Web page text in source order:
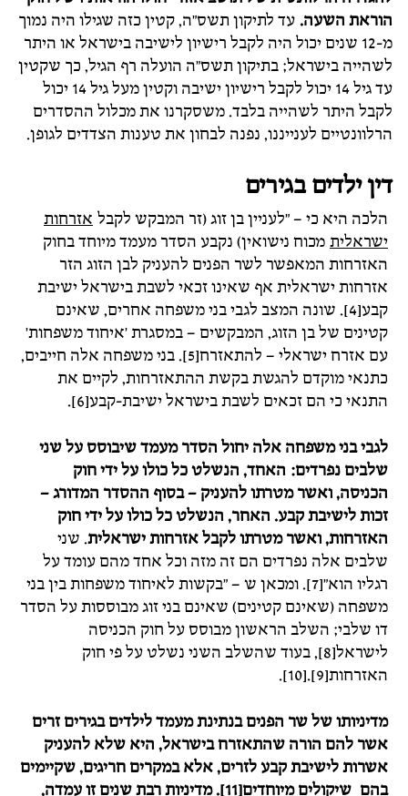
הוראת השעה. עד לתיקון תשס"ה, קטין כזה שגילו היה נמוך
מ-12 שנים יכול היה לקבל רישיון לישיבה בישראל או היתר
לשהייה בישראל; בתיקון תשס"ה הועלה רף הגיל, כך שקטין
עד גיל 14 יכול לקבל רישיון ישיבה וקטין מעל גיל 14 יכול
לקבל היתר לשהייה בלבד. משסקרנו את מכלול ההסדרים
הרלוונטיים לענייננו, נפנה לבחון את טענות הצדדים לגופן.
דין ילדים בגירים
הלכה היא כי – "לעניין בן זוג (זר המבקש לקבל אזרחות
ישראלית מכוח נישואין) נקבע הסדר מעמד מיוחד בחוק
האזרחות המאפשר לשר הפנים להעניק לבן הזוג הזר
אזרחות ישראלית אף שאינו זכאי לשבת בישראל ישיבת
קבע[4]. שונה המצב לגבי בני משפחה אחרים, שאינם
קטינים של בן הזוג, המבקשים – במסגרת 'איחוד משפחות'
עם אזרח ישראלי – להתאזרח[5]. בני משפחה אלה חייבים,
כתנאי מוקדם להגשת בקשת ההתאזרחות, לקיים את
התנאי כי הם זכאים לשבת בישראל ישיבת-קבע[6].
לגבי בני משפחה אלה יחול הסדר מעמד שיבוסס על שני
שלבים נפרדים: האחד, הנשלט כל כולו על ידי חוק
הכניסה, ואשר מטרתו להעניק – בסוף ההסדר המדורג –
זכות לישיבת קבע. האחר, הנשלט כל כולו על ידי חוק
האזרחות, ואשר מטרתו לקבל אזרחות ישראלית. שני
שלבים אלה נפרדים הם זה מזה וכל אחד מהם עומד על
רגליו הוא"[7]. ומכאן ש – "בקשות לאיחוד משפחות בין בני
משפחה (שאינם קטינים) שאינם בני זוג מבוססות על הסדר
דו שלבי; השלב הראשון מבוסס על חוק הכניסה
לישראל[8], בעוד שהשלב השני נשלט על פי חוק
האזרחות[9].[10].
מדיניותו של שר הפנים בנתינת מעמד לילדים בגירים זרים
אשר להם הורה שהתאזרח בישראל, היא שלא להעניק
אשרות לישיבת קבע לזרים, אלא במקרים חריגים, שקיימים
בהם שיקולים מיוחדים[11]. מדיניות רבת שנים זו עמדה,